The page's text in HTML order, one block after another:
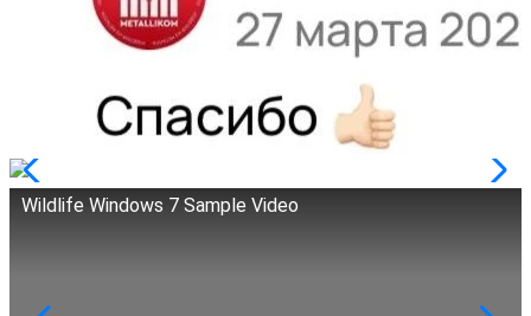
Wildlife Windows 7 Sample Video